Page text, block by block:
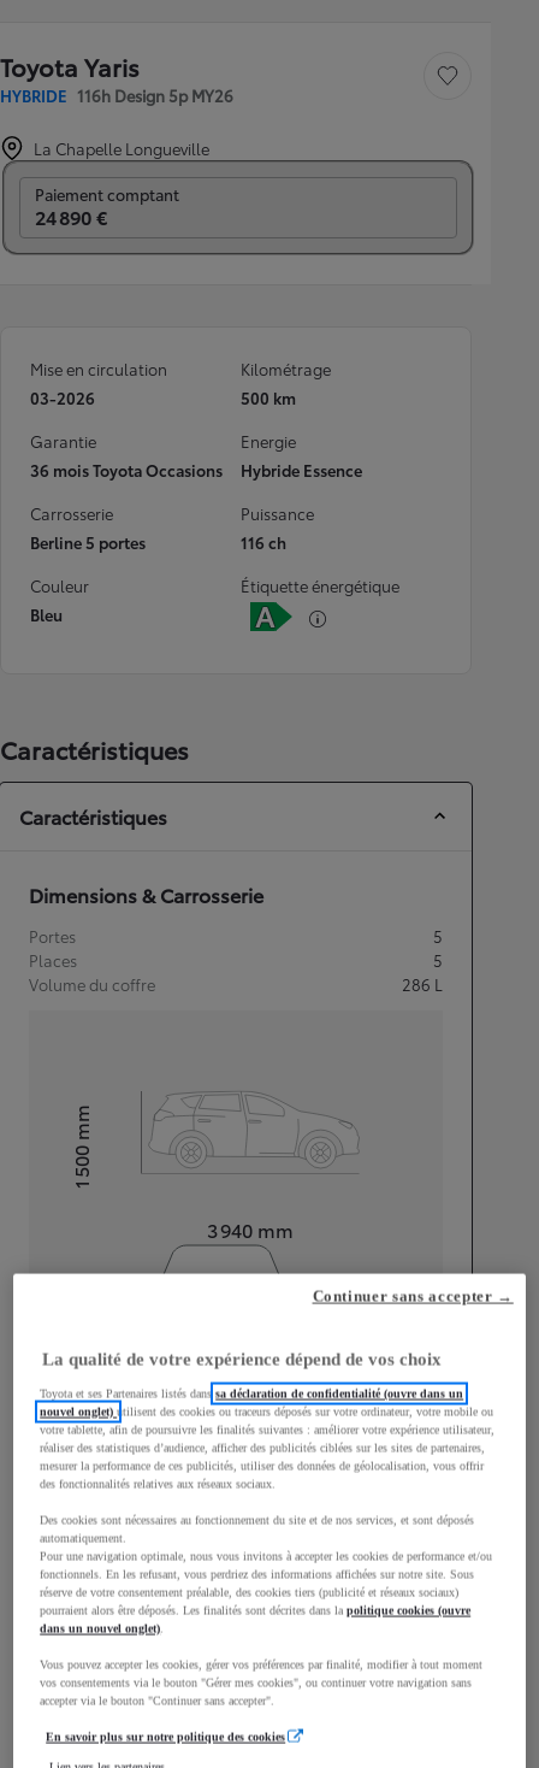
Toyota Yaris
HYBRIDE 116h Design 5p MY26
Sauvegarder le
La Chapelle Longueville
Paiement comptant
24 890 €
Mise en circulation
03-2026
Kilométrage
500 km
Garantie
36 mois Toyota Occasions
Energie
Hybride Essence
Carrosserie
Berline 5 portes
Puissance
116 ch
Couleur
Bleu
Étiquette énergétique
Caractéristiques
Caractéristiques
Dimensions & Carrosserie
Portes
5
Places
5
Volume du coffre
286 L
3 940 mm
Hauteur1 500
mm
Largeur
1 745mm
Consommation mixte
Consommation mixte 4L/100 km
Émissions CO2
98g/km
Performances
Vitesse maximale
La qualité de votre expérience dépend de vos choix
Toyota et ses Partenaires listés danssa déclaration de confidentialité (ouvre dans un
nouvel onglet)utilisent des cookies ou traceurs déposés sur votre ordinateur, votre mobile ou
votre tablette, afin de poursuivre les finalités suivantes : améliorer votre expérience utilisateur,
réaliser des statistiques d’audience, afficher des publicités ciblées sur les sites de partenaires,
mesurer la performance de ces publicités, utiliser des données de géolocalisation, vous offrir
des fonctionnalités relatives aux réseaux sociaux.
Des cookies sont nécessaires au fonctionnement du site et de nos services, et sont déposés
automatiquement.
Pour une navigation optimale, nous vous invitons à accepter les cookies de performance et/ou
fonctionnels. En les refusant, vous perdriez des informations affichées sur notre site. Sous
réserve de votre consentement préalable, des cookies tiers (publicité et réseaux sociaux)
pourraient alors être déposés. Les finalités sont décrites dans lapolitique cookies (ouvre
dans un nouvel onglet).
Vous pouvez accepter les cookies, gérer vos préférences par finalité, modifier à tout moment
vos consentements via le bouton "Gérer mes cookies", ou continuer votre navigation sans
accepter via le bouton "Continuer sans accepter".
En savoir plus sur notre politique des cookies
Continuer sans accepter →